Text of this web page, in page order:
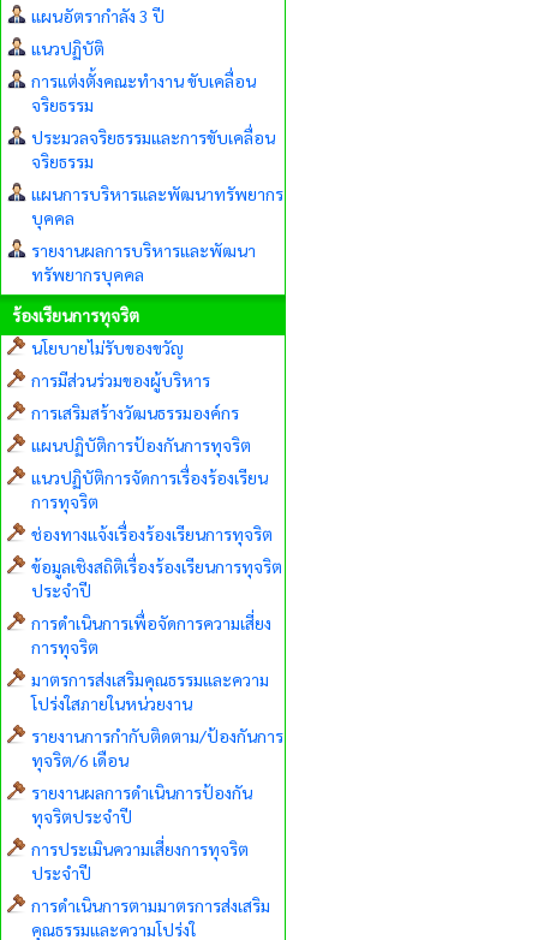
แผนอัตรากำลัง 3 ปี
แนวปฏิบัติ
การแต่งตั้งคณะทำงาน ขับเคลื่อน
จริยธรรม
ประมวลจริยธรรมและการขับเคลื่อน
จริยธรรม
แผนการบริหารและพัฒนาทรัพยากร
บุคคล
รายงานผลการบริหารและพัฒนา
ทรัพยากรบุคคล
ร้องเรียนการทุจริต
นโยบายไม่รับของขวัญ
การมีส่วนร่วมของผู้บริหาร
การเสริมสร้างวัฒนธรรมองค์กร
แผนปฏิบัติการป้องกันการทุจริต
แนวปฏิบัติการจัดการเรื่องร้องเรียน
การทุจริต
ช่องทางแจ้งเรื่องร้องเรียนการทุจริต
ข้อมูลเชิงสถิติเรื่องร้องเรียนการทุจริต
ประจำปี
การดำเนินการเพื่อจัดการความเสี่ยง
การทุจริต
มาตรการส่งเสริมคุณธรรมและความ
โปร่งใสภายในหน่วยงาน
รายงานการกำกับติดตาม/ป้องกันการ
ทุจริต/6 เดือน
รายงานผลการดำเนินการป้องกัน
ทุจริตประจำปี
การประเมินความเสี่ยงการทุจริต
ประจำปี
การดำเนินการตามมาตรการส่งเสริม
คุณธรรมและความโปร่งใ